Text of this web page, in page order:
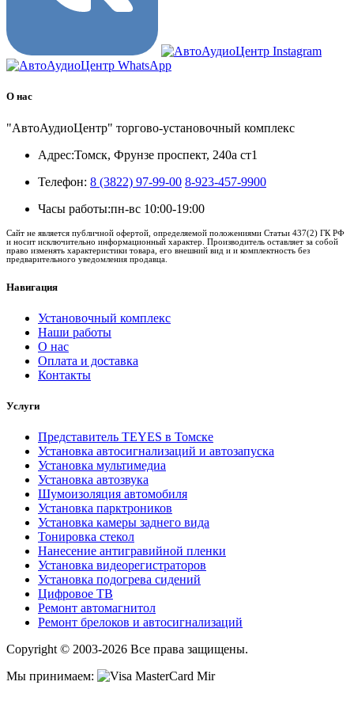
О нас
"АвтоАудиоЦентр" торгово-установочный комплекс
Адрес:Томск, Фрунзе проспект, 240а ст1
Телефон: 8 (3822) 97-99-00 8-923-457-9900
Часы работы:пн-вс 10:00-19:00
Сайт не является публичной офертой, определяемой положениями Статьи 437(2) ГК РФ
и носит исключительно информационный характер. Производитель оставляет за собой
право изменять характеристики товара, его внешний вид и и комплектность без
предварительного уведомления продавца.
Навигация
Установочный комплекс
Наши работы
О нас
Оплата и доставка
Контакты
Услуги
Представитель TEYES в Томске
Установка автосигнализаций и автозапуска
Установка мультимедиа
Установка автозвука
Шумоизоляция автомобиля
Установка парктроников
Установка камеры заднего вида
Тонировка стекол
Нанесение антигравийной пленки
Установка видеорегистраторов
Установка подогрева сидений
Цифровое ТВ
Ремонт автомагнитол
Ремонт брелоков и автосигнализаций
Copyright © 2003-2026 Все права защищены.
Мы принимаем: